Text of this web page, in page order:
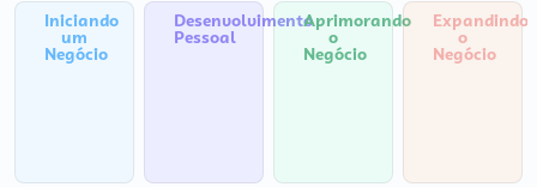
Iniciando
um
Negócio
Desenvolvimento
Pessoal
Aprimorando
o
Negócio
Expandindo
o
Negócio